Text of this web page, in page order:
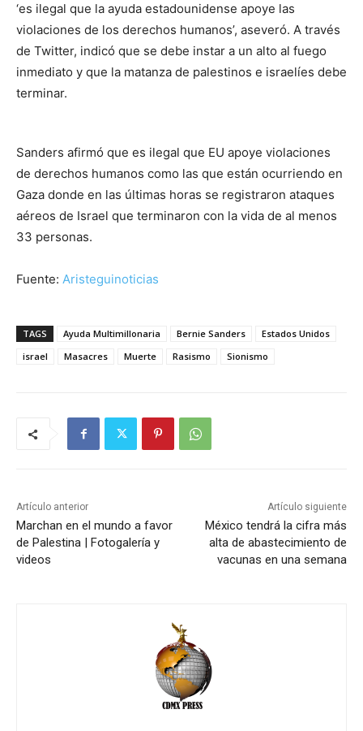
‘es ilegal que la ayuda estadounidense apoye las
violaciones de los derechos humanos’, aseveró. A través
de Twitter, indicó que se debe instar a un alto al fuego
inmediato y que la matanza de palestinos e israelíes debe
terminar.
Sanders afirmó que es ilegal que EU apoye violaciones
de derechos humanos como las que están ocurriendo en
Gaza donde en las últimas horas se registraron ataques
aéreos de Israel que terminaron con la vida de al menos
33 personas.
Fuente: Aristeguinoticias
TAGS Ayuda Multimillonaria Bernie Sanders
Estados Unidos
israel
Masacres Muerte Rasismo Sionismo
Artículo anterior
Marchan en el mundo a favor
de Palestina | Fotogalería y
videos
Artículo siguiente
México tendrá la cifra más
alta de abastecimiento de
vacunas en una semana